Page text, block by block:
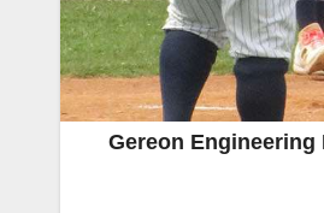
Gereon Engineering